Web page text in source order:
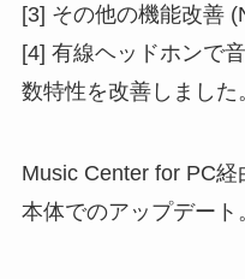
[3] その他の機能改善
[4] 有線ヘッドホンで
数特性を改善しまし
Music Center for PC
本体でのアップデート